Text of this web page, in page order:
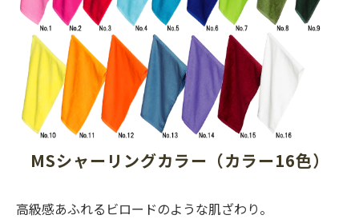
MSシャーリングカラー（カラー16色）
高級感あふれるビロードのような肌ざわり。